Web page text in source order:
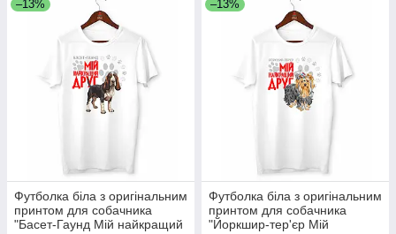
–13%
Футболка біла з оригінальним
принтом для собачника
"Басет-Гаунд Мій найкращий
–13%
Футболка біла з оригінальним
принтом для собачника
"Йоркшир-тер'єр Мій